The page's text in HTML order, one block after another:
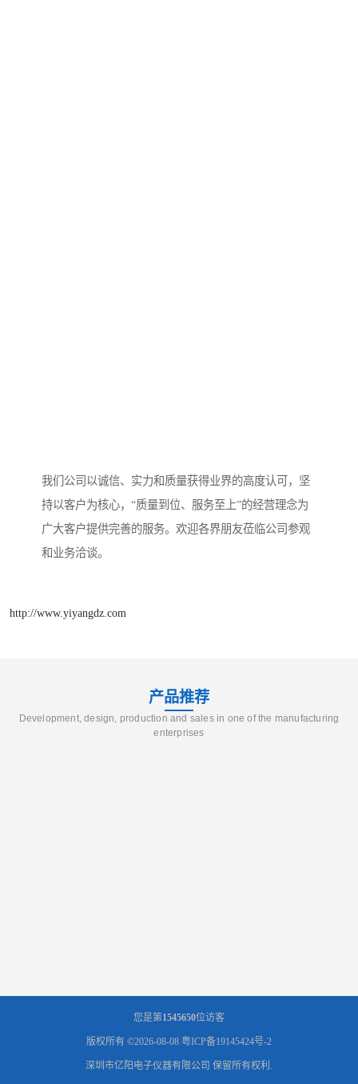
我们公司以诚信、实力和质量获得业界的高度认可，坚
持以客户为核心，“质量到位、服务至上”的经营理念为
广大客户提供完善的服务。欢迎各界朋友莅临公司参观
和业务洽谈。
http://www.yiyangdz.com
产品推荐
Development, design, production and sales in one of the manufacturing
enterprises
您是第1545650位访客
版权所有 ©2026-08-08 粤ICP备19145424号-2
深圳市亿阳电子仪器有限公司 保留所有权利.